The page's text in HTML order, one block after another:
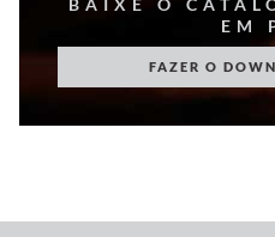
BAIXE O
EM
FAZER O